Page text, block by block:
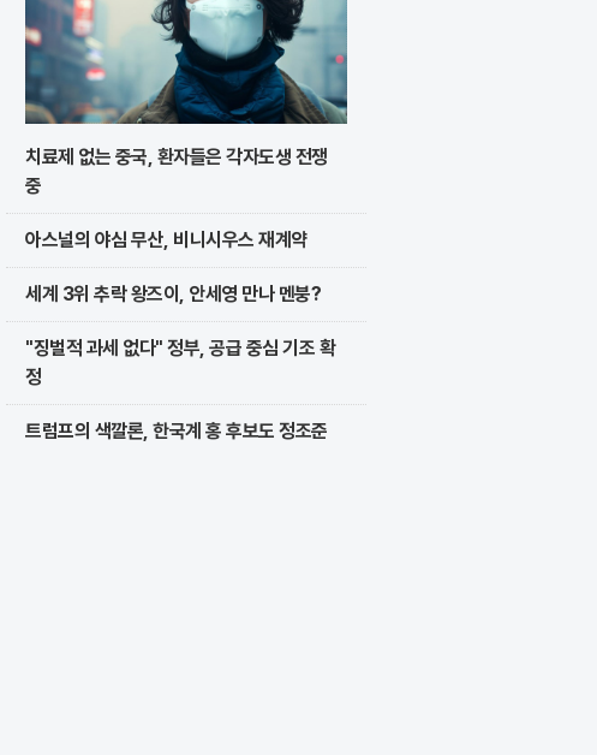
치료제 없는 중국, 환자들은 각자도생 전쟁
중
아스널의 야심 무산, 비니시우스 재계약
세계 3위 추락 왕즈이, 안세영 만나 멘붕?
"징벌적 과세 없다" 정부, 공급 중심 기조 확
정
트럼프의 색깔론, 한국계 홍 후보도 정조준